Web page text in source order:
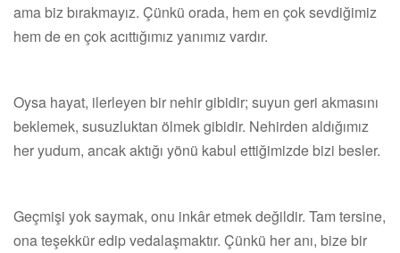
ama biz bırakmayız. Çünkü orada, hem en çok sevdiğimiz
hem de en çok acıttığımız yanımız vardır.
Oysa hayat, ilerleyen bir nehir gibidir; suyun geri akmasını
beklemek, susuzluktan ölmek gibidir. Nehirden aldığımız
her yudum, ancak aktığı yönü kabul ettiğimizde bizi besler.
Geçmişi yok saymak, onu inkâr etmek değildir. Tam tersine,
ona teşekkür edip vedalaşmaktır. Çünkü her anı, bize bir